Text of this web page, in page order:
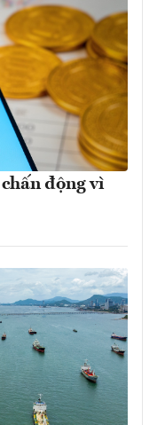
động vì